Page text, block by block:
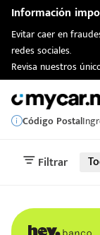
Información
Evitar caer en
redes sociales.
Revisa nuestros
Código Postal
Filtrar